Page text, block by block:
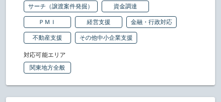
サーチ（譲渡案件発掘） 資金調達
ＰＭＩ 経営支援 金融・行政対応
不動産支援 その他中小企業支援
対応可能エリア
関東地方全般